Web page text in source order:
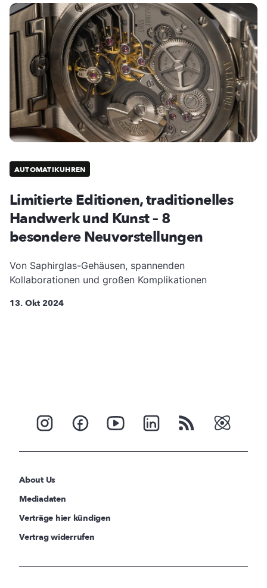
AUTOMATIKUHREN
Limitierte Editionen, traditionelles
Handwerk und Kunst – 8
besondere Neuvorstellungen
Von Saphirglas-Gehäusen, spannenden
Kollaborationen und großen Komplikationen
13. Okt 2024
About Us
Mediadaten
Verträge hier kündigen
Vertrag widerrufen